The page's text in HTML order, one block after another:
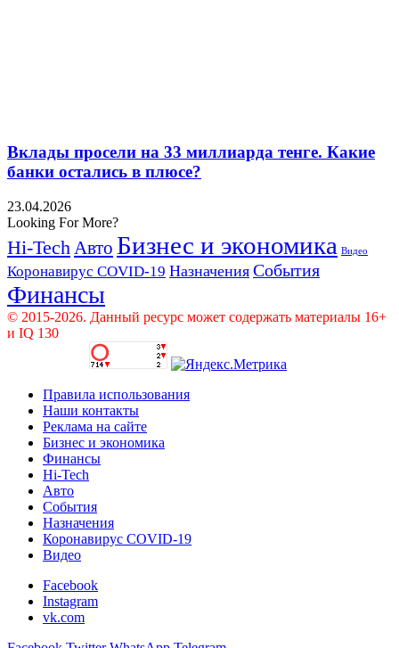
Вклады просели на 33 миллиарда тенге. Какие
банки остались в плюсе?
23.04.2026
Looking For More?
Hi-Tech Авто Бизнес и экономика Видео
Коронавирус COVID-19 Назначения События
Финансы
© 2015-2026. Данный ресурс может содержать материалы 16+
и IQ 130
Правила использования
Наши контакты
Реклама на сайте
Бизнес и экономика
Финансы
Hi-Tech
Авто
События
Назначения
Коронавирус COVID-19
Видео
Facebook
Instagram
vk.com